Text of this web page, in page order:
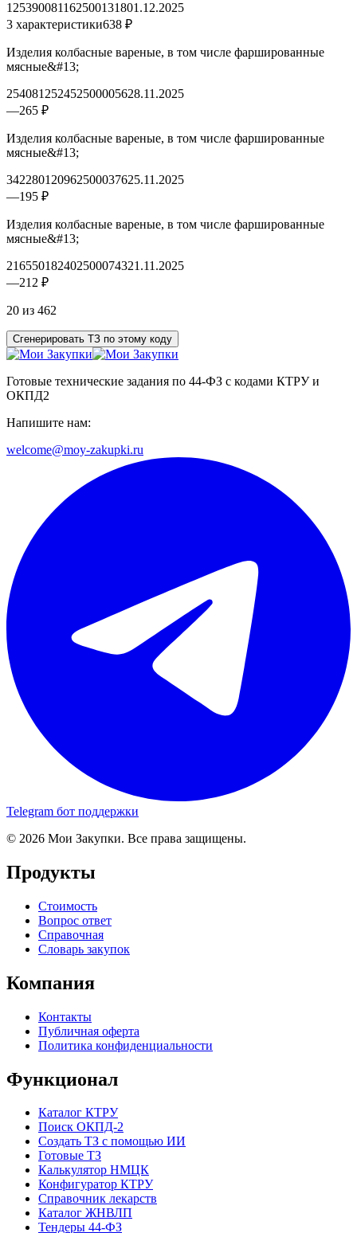
125390081162500131801.12.2025
3 характеристики638 ₽
Изделия колбасные вареные, в том числе фаршированные
мясные&#13;
254081252452500005628.11.2025
—265 ₽
Изделия колбасные вареные, в том числе фаршированные
мясные&#13;
342280120962500037625.11.2025
—195 ₽
Изделия колбасные вареные, в том числе фаршированные
мясные&#13;
216550182402500074321.11.2025
—212 ₽
20 из 462
Сгенерировать ТЗ по этому коду
Готовые технические задания по 44-ФЗ с кодами КТРУ и
ОКПД2
Напишите нам:
welcome@moy-zakupki.ru
Telegram бот поддержки
© 2026 Мои Закупки. Все права защищены.
Продукты
Стоимость
Вопрос ответ
Справочная
Словарь закупок
Компания
Контакты
Публичная оферта
Политика конфиденциальности
Функционал
Каталог КТРУ
Поиск ОКПД-2
Создать ТЗ с помощью ИИ
Готовые ТЗ
Калькулятор НМЦК
Конфигуратор КТРУ
Справочник лекарств
Каталог ЖНВЛП
Тендеры 44-ФЗ